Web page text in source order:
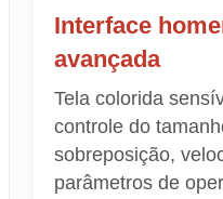
Interface
avançada
Tela colorida
controle do
sobreposição,
parâmetros de